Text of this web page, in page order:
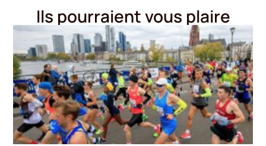
Ils pourraient vous plaire